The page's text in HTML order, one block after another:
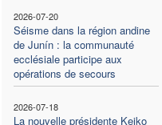
2026-07-20
Séisme dans la région andine
de Junín : la communauté
ecclésiale participe aux
opérations de secours
2026-07-18
La nouvelle présidente Keiko